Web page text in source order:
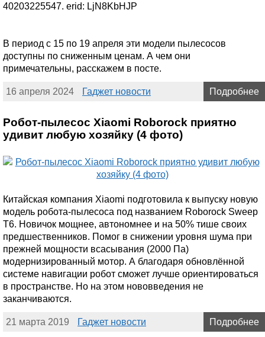
40203225547. erid: LjN8KbHJP
В период с 15 по 19 апреля эти модели пылесосов
доступны по сниженным ценам. А чем они
примечательны, расскажем в посте.
16 апреля 2024 Гаджет новости Подробнее
Робот-пылесос Xiaomi Roborock приятно
удивит любую хозяйку (4 фото)
Китайская компания Xiaomi подготовила к выпуску новую
модель робота-пылесоса под названием Roborock Sweep
Т6. Новичок мощнее, автономнее и на 50% тише своих
предшественников. Помог в снижении уровня шума при
прежней мощности всасывания (2000 Па)
модернизированный мотор. А благодаря обновлённой
системе навигации робот сможет лучше ориентироваться
в пространстве. Но на этом нововведения не
заканчиваются.
21 марта 2019 Гаджет новости Подробнее